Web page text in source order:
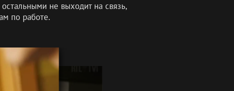
не выходит на связь,
по работе.